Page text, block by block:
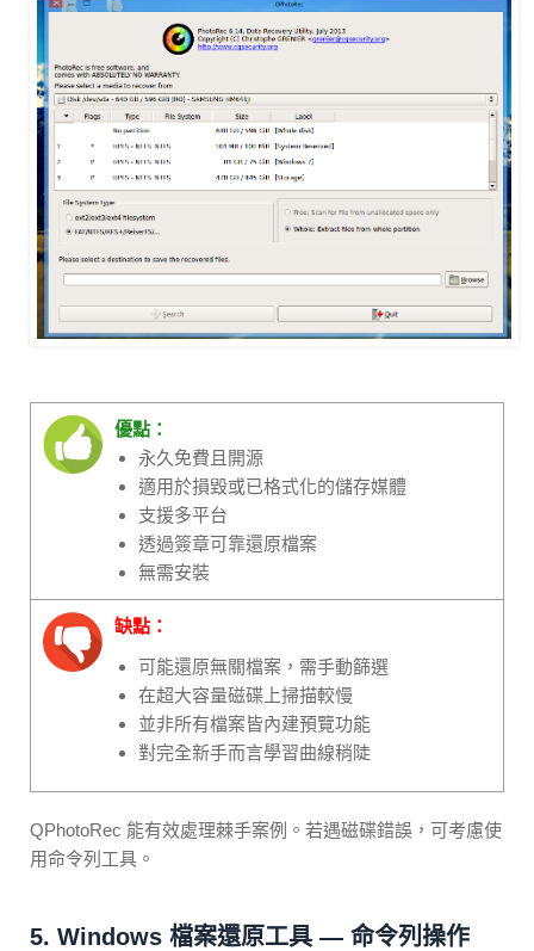
優點：
永久免費且開源
適用於損毀或已格式化的儲存媒體
支援多平台
透過簽章可靠還原檔案
無需安裝
缺點：
可能還原無關檔案，需手動篩選
在超大容量磁碟上掃描較慢
並非所有檔案皆內建預覽功能
對完全新手而言學習曲線稍陡
QPhotoRec 能有效處理棘手案例。若遇磁碟錯誤，可考慮使
用命令列工具。
5. Windows 檔案還原工具 — 命令列操作